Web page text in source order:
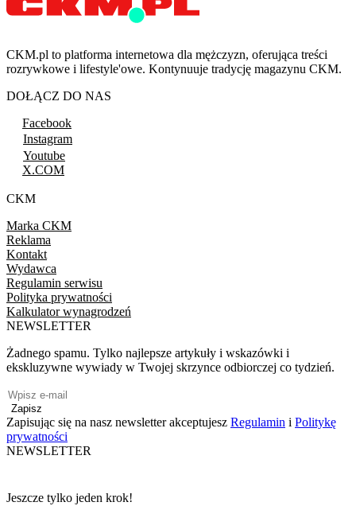
CKM.pl to platforma internetowa dla mężczyzn, oferująca treści
rozrywkowe i lifestyle'owe. Kontynuuje tradycję magazynu CKM.
DOŁĄCZ DO NAS
Facebook
Instagram
Youtube
X.COM
CKM
Marka CKM
Reklama
Kontakt
Wydawca
Regulamin serwisu
Polityka prywatności
Kalkulator wynagrodzeń
NEWSLETTER
Żadnego spamu. Tylko najlepsze artykuły i wskazówki i
ekskluzywne wywiady w Twojej skrzynce odbiorczej co tydzień.
Zapisz
Zapisując się na nasz newsletter akceptujesz Regulamin i Politykę
prywatności
NEWSLETTER
Jeszcze tylko jeden krok!